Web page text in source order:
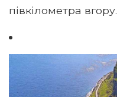
півкілометра вгору.